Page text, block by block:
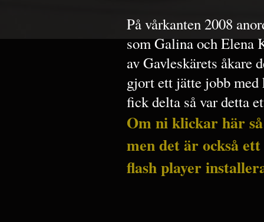
På vårkanten 2008
som Galina och Elena
av Gavleskärets åkare
gjort ett jätte jobb med
fick delta så var detta
Om ni klickar här
men det är också
flash player